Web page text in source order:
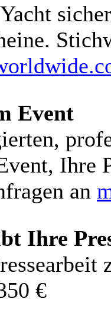
Event
Ihre
an
Ihre
€